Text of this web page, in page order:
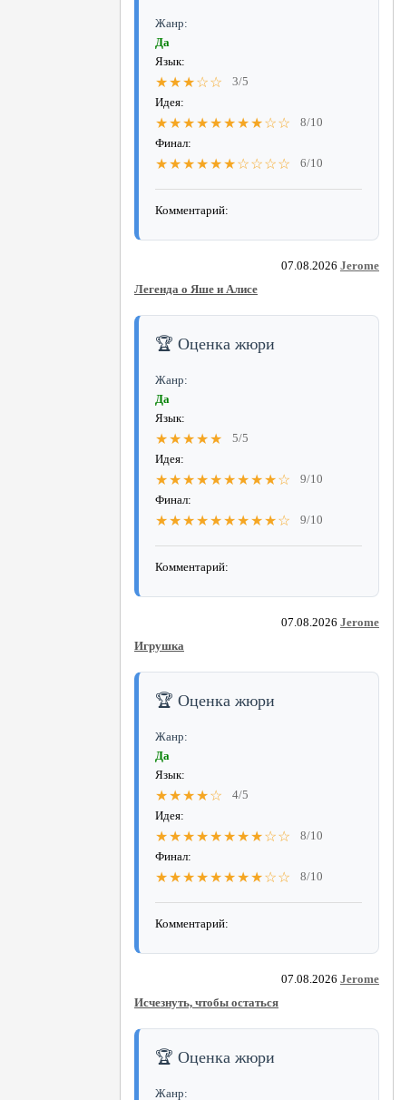
Жанр:
Да
Язык:
★★★☆☆
3/5
Идея:
★★★★★★★★☆☆
8/10
Финал:
★★★★★★☆☆☆☆ 6/10
Комментарий:
07.08.2026 Jerome
Легенда о Яше и Алисе
🏆 Оценка жюри
Жанр:
Да
Язык:
★★★★★
5/5
Идея:
★★★★★★★★★☆
9/10
Финал:
★★★★★★★★★☆ 9/10
Комментарий:
07.08.2026 Jerome
Игрушка
🏆 Оценка жюри
Жанр:
Да
Язык:
★★★★☆
4/5
Идея:
★★★★★★★★☆☆
8/10
Финал:
★★★★★★★★☆☆ 8/10
Комментарий:
07.08.2026 Jerome
Исчезнуть, чтобы остаться
🏆 Оценка жюри
Жанр: